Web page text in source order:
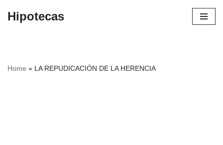
Hipotecas
Home » LA REPUDICACIÓN DE LA HERENCIA